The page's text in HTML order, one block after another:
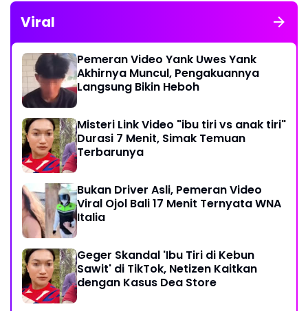
Viral
Pemeran Video Yank Uwes Yank
Akhirnya Muncul, Pengakuannya
Langsung Bikin Heboh
Misteri Link Video "ibu tiri vs anak tiri"
Durasi 7 Menit, Simak Temuan
Terbarunya
Bukan Driver Asli, Pemeran Video
Viral Ojol Bali 17 Menit Ternyata WNA
Italia
Geger Skandal 'Ibu Tiri di Kebun
Sawit' di TikTok, Netizen Kaitkan
dengan Kasus Dea Store